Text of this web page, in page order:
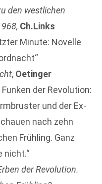
den westlichen
Ch.Links
Minute: Novelle
, Oetinger
der Revolution:
und der Ex-
nach zehn
Frühling. Ganz
nicht.“
der Revolution.